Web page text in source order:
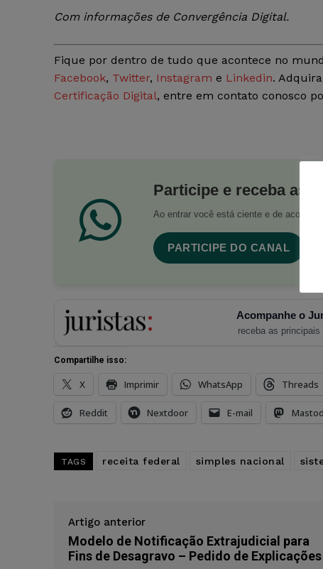
Com informações de Convergência Digital.
Fique por dentro de tudo que acontece no
Facebook, Twitter, Instagram e Linkedin.
Certificação Digital, entre em contato conosco
Participe e receba as
Ao entrar você está ciente e de acordo
PARTICIPE DO CANAL
Acompanhe o
receba as
Compartilhe isso:
X Imprimir WhatsApp Threads
Reddit Nextdoor E-mail
TAGS receita federal simples nacional
Artigo anterior
Modelo de Notificação Extrajudicial para
Fins de Desagravo – Pedido de Explicações